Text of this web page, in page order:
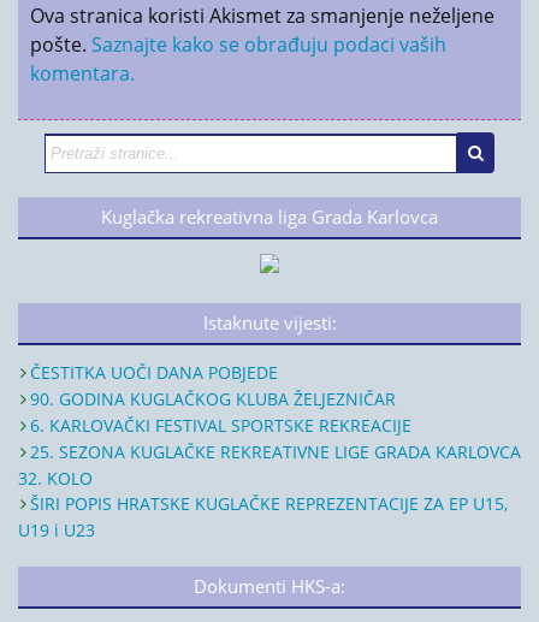
Ova stranica koristi Akismet za smanjenje neželjene
pošte. Saznajte kako se obrađuju podaci vaših
komentara.
Kuglačka rekreativna liga Grada Karlovca
Istaknute vijesti:
ČESTITKA UOČI DANA POBJEDE
90. GODINA KUGLAČKOG KLUBA ŽELJEZNIČAR
6. KARLOVAČKI FESTIVAL SPORTSKE REKREACIJE
25. SEZONA KUGLAČKE REKREATIVNE LIGE GRADA KARLOVCA
32. KOLO
ŠIRI POPIS HRATSKE KUGLAČKE REPREZENTACIJE ZA EP U15,
U19 i U23
Dokumenti HKS-a: